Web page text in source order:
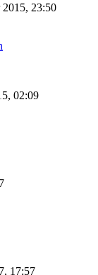
2015, 23:50
02:09
17:57